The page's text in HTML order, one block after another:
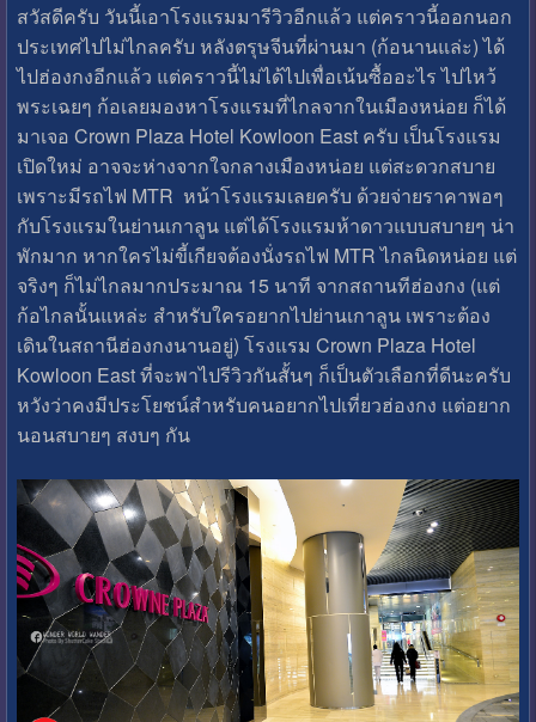
สวัสดีครับ วันนี้เอาโรงแรมมารีวิวอีกแล้ว แต่คราวนี้ออกนอก
ประเทศไปไม่ไกลครับ หลังตรุษจีนที่ผ่านมา (ก้อนานแล่ะ) ได้
ไปฮ่องกงอีกแล้ว แต่คราวนี้ไม่ได้ไปเพื่อเน้นซื้ออะไร ไปไหว้
พระเฉยๆ ก้อเลยมองหาโรงแรมที่ไกลจากในเมืองหน่อย ก็ได้
มาเจอ Crown Plaza Hotel Kowloon East ครับ เป็นโรงแรม
เปิดใหม่ อาจจะห่างจากใจกลางเมืองหน่อย แต่สะดวกสบาย
เพราะมีรถไฟ MTR หน้าโรงแรมเลยครับ ด้วยจ่ายราคาพอๆ
กับโรงแรมในย่านเกาลูน แต่ได้โรงแรมห้าดาวแบบสบายๆ น่า
พักมาก หากใครไม่ขี้เกียจต้องนั่งรถไฟ MTR ไกลนิดหน่อย แต่
จริงๆ ก็ไม่ไกลมากประมาณ 15 นาที จากสถานทีฮ่องกง (แต่
ก้อไกลนั้นแหล่ะ สำหรับใครอยากไปย่านเกาลูน เพราะต้อง
เดินในสถานีฮ่องกงนานอยู่) โรงแรม Crown Plaza Hotel
Kowloon East ที่จะพาไปรีวิวกันสั้นๆ ก็เป็นตัวเลือกที่ดีนะครับ
หวังว่าคงมีประโยชน์สำหรับคนอยากไปเที่ยวฮ่องกง แต่อยาก
นอนสบายๆ สงบๆ กัน